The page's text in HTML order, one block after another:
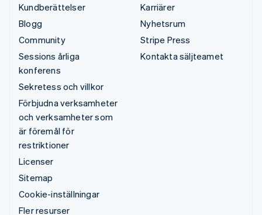
Kundberättelser
Blogg
Community
Sessions årliga
konferens
Sekretess och villkor
Förbjudna verksamheter
och verksamheter som
är föremål för
restriktioner
Licenser
Sitemap
Cookie-inställningar
Fler resurser
Karriärer
Nyhetsrum
Stripe Press
Kontakta säljteamet